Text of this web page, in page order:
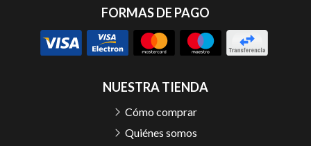
FORMAS DE PAGO
NUESTRA TIENDA
Cómo comprar
Quiénes somos